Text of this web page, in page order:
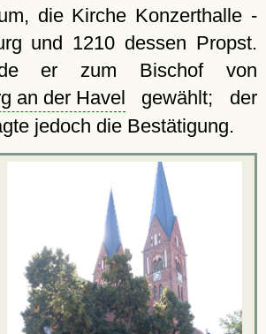
die Kirche Konzerthalle -
und 1210 dessen Propst.
er zum Bischof von
an der Havel gewählt; der
jedoch die Bestätigung.